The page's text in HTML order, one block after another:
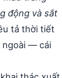
động và sắt
tả thời tiết
ngoài — cái